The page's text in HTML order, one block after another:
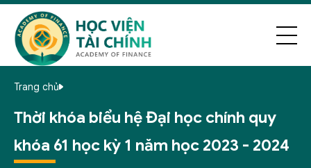
Trang chủ
Thời khóa biểu hệ Đại học chính quy
khóa 61 học kỳ 1 năm học 2023 - 2024